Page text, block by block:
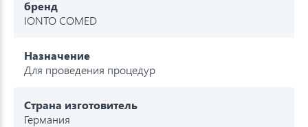
бренд
IONTO COMED
Назначение
Для проведения процедур
Страна изготовитель
Германия